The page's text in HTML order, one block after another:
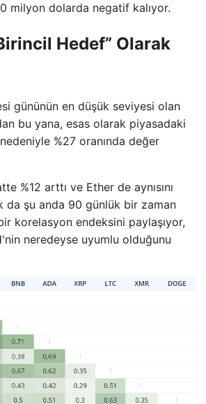
milyon dolarda negatif kalıyor.
Hedef” Olarak
gününün en düşük seviyesi olan
bu yana, esas olarak piyasadaki
%27 oranında değer
%12 arttı ve Ether de aynısını
da şu anda 90 günlük bir zaman
korelasyon endeksini paylaşıyor,
neredeyse uyumlu olduğunu